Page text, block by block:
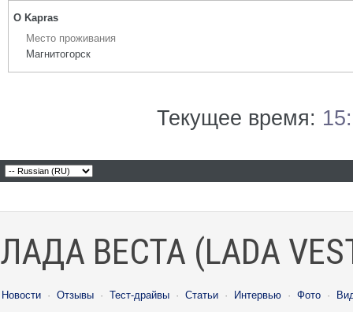
О Kapras
Место проживания
Магнитогорск
Текущее время:
ЛАДА ВЕСТА (LADA
Новости · Отзывы · Тест-драйвы · Статьи · Интервью · Фото ·